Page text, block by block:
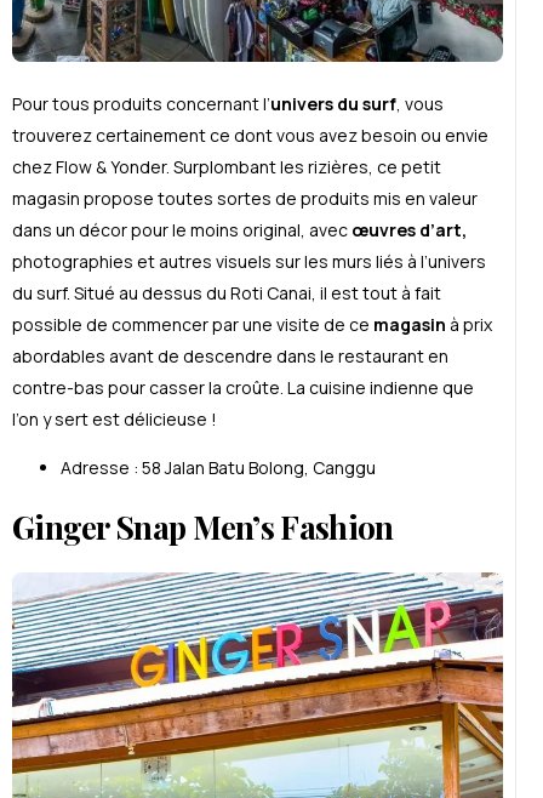
Pour tous produits concernant l’univers du surf, vous
trouverez certainement ce dont vous avez besoin ou envie
chez Flow & Yonder. Surplombant les rizières, ce petit
magasin propose toutes sortes de produits mis en valeur
dans un décor pour le moins original, avec œuvres d’art,
photographies et autres visuels sur les murs liés à l’univers
du surf. Situé au dessus du Roti Canai, il est tout à fait
possible de commencer par une visite de ce magasin à prix
abordables avant de descendre dans le restaurant en
contre-bas pour casser la croûte. La cuisine indienne que
l’on y sert est délicieuse !
Adresse : 58 Jalan Batu Bolong, Canggu
Ginger Snap Men’s Fashion